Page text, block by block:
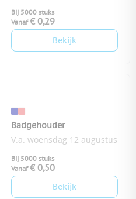
Bij 5000 stuks
Vanaf € 0,29
Bekijk
Badgehouder
V.a. woensdag 12 augustus
Bij 5000 stuks
Vanaf € 0,50
Bekijk